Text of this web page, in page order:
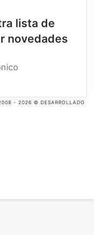
lista de
novedades
- 2026 © DESARROLLADO